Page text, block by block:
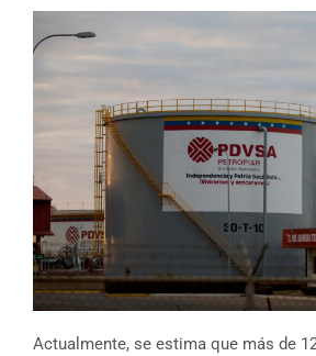
Actualmente, se estima que más de